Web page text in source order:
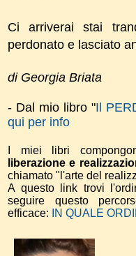
Ci arriverai stai
perdonato e lasciato
di Georgia Briata
- Dal mio libro "Il
qui per info
I miei libri
liberazione e
chiamato "l'arte del
A questo link trovi
seguire questo
efficace:
IN QUALE